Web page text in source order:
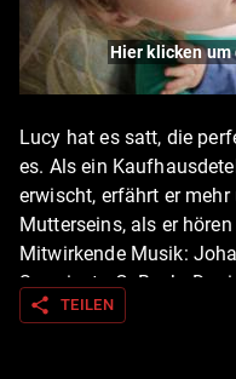
Hier klicken
Lucy hat es satt, die
es. Als ein
erwischt, erfährt er
Mutterseins, als er
Mitwirkende Musik:
Sarmiento G. Buch:
Pola Beck Darsteller
share TEILEN